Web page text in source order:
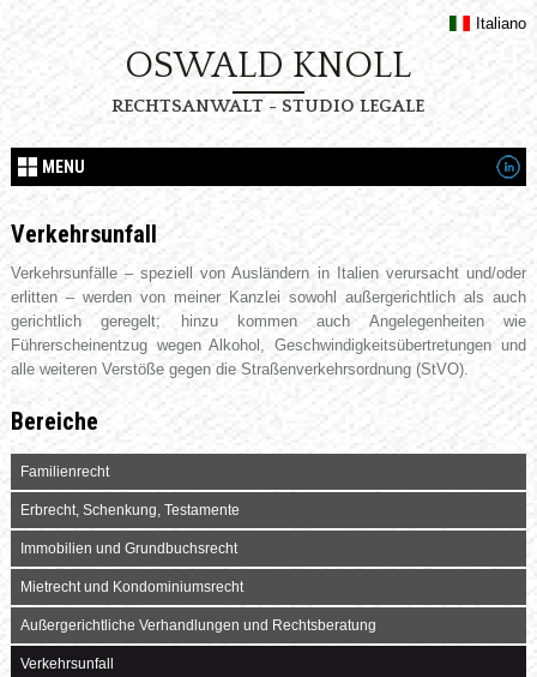
Italiano
OSWALD KNOLL
RECHTSANWALT - STUDIO LEGALE
MENU
Verkehrsunfall
Verkehrsunfälle – speziell von Ausländern in Italien verursacht und/oder
erlitten – werden von meiner Kanzlei sowohl außergerichtlich als auch
gerichtlich geregelt; hinzu kommen auch Angelegenheiten wie
Führerscheinentzug wegen Alkohol, Geschwindigkeitsübertretungen und
alle weiteren Verstöße gegen die Straßenverkehrsordnung (StVO).
Bereiche
Familienrecht
Erbrecht, Schenkung, Testamente
Immobilien und Grundbuchsrecht
Mietrecht und Kondominiumsrecht
Außergerichtliche Verhandlungen und Rechtsberatung
Verkehrsunfall